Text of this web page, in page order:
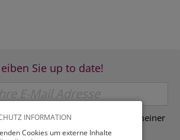
INFORMATION
Cookies um externe Inhalte
Sie up to date!
der elektronischen Verarbeitung meiner
Daten zu!